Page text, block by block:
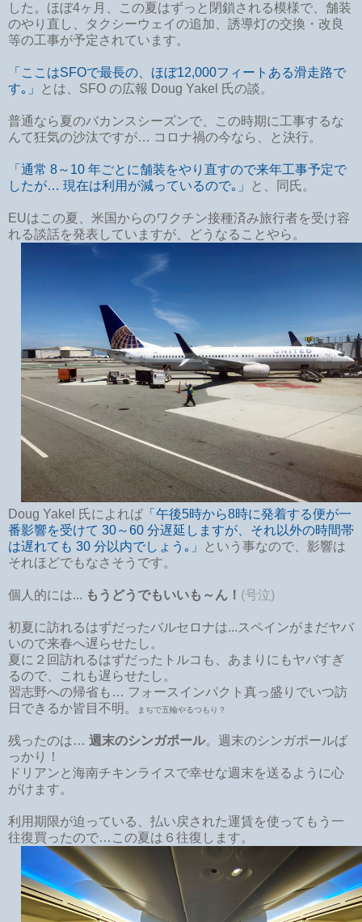
した。ほぼ4ヶ月、この夏はずっと閉鎖される模様で、舗装
のやり直し、タクシーウェイの追加、誘導灯の交換・改良
等の工事が予定されています。
「ここはSFOで最長の、ほぼ12,000フィートある滑走路で
す｡」
とは、SFO の広報 Doug Yakel 氏の談。
普通なら夏のバカンスシーズンで、この時期に工事するな
んて狂気の沙汰ですが… コロナ禍の今なら、と決行。
「通常 8～10 年ごとに舗装をやり直すので来年工事予定で
したが… 現在は利用が減っているので｡」
と、同氏。
EUはこの夏、米国からのワクチン接種済み旅行者を受け容
れる談話を発表していますが、どうなることやら。
Doug Yakel 氏によれば 「午後5時から8時に発着する便が一
番影響を受けて 30～60 分遅延しますが、それ以外の時間帯
は遅れても 30 分以内でしょう｡」
という事なので、影響は
それほどでもなさそうです。
個人的には... もうどうでもいいも～ん！ (号泣)
初夏に訪れるはずだったバルセロナは...スペインがまだヤバ
いので来春へ遅らせたし。
夏に２回訪れるはずだったトルコも、あまりにもヤバすぎ
るので、これも遅らせたし。
習志野への帰省も… フォースインパクト真っ盛りでいつ訪
日できるか皆目不明。
まぢで五輪やるつもり？
残ったのは… 週末のシンガポール。週末のシンガポールば
っかり！
ドリアンと海南チキンライスで幸せな週末を送るように心
がけます。
利用期限が迫っている、払い戻された運賃を使ってもう一
往復買ったので…この夏は６往復します。